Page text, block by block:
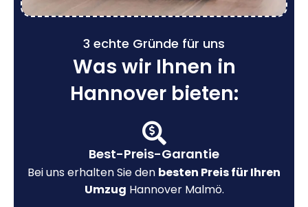
3 echte Gründe für uns
Was wir Ihnen in
Hannover bieten:
Best-Preis-Garantie
Bei uns erhalten Sie den besten Preis für Ihren
Umzug Hannover Malmö.